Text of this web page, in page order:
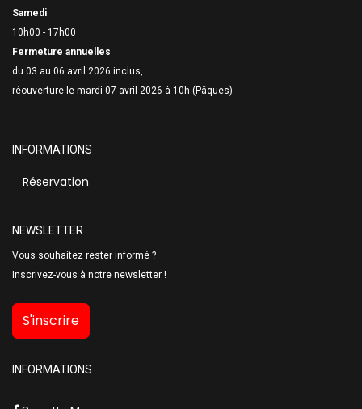
Samedi
10h00 - 17h00
Fermeture annuelles
du 03 au 06 avril 2026 inclus,
réouverture le mardi 07 avril 2026 à 10h (Pâques)
INFORMATIONS
Réservation
NEWSLETTER
Vous souhaitez rester informé ?
Inscrivez-vous à notre newsletter !
S'inscrire
INFORMATIONS